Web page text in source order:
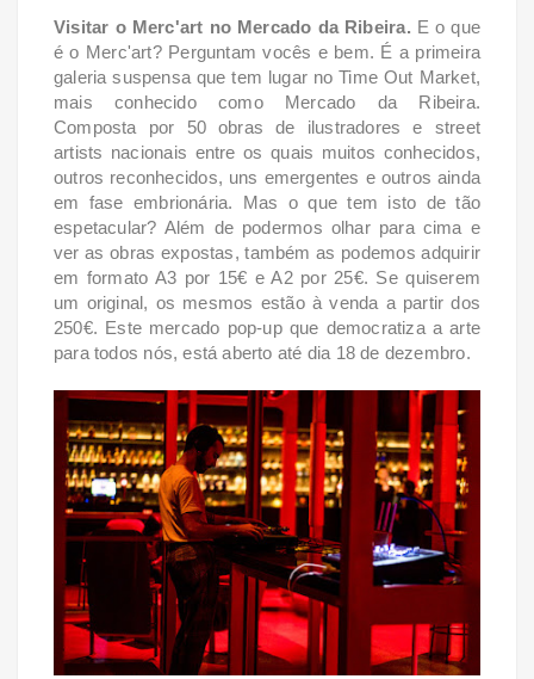
Visitar o Merc'art no Mercado da Ribeira. E o que
é o Merc'art? Perguntam vocês e bem. É a primeira
galeria suspensa que tem lugar no Time Out Market,
mais conhecido como Mercado da Ribeira.
Composta por 50 obras de ilustradores e street
artists nacionais entre os quais muitos conhecidos,
outros reconhecidos, uns emergentes e outros ainda
em fase embrionária. Mas o que tem isto de tão
espetacular? Além de podermos olhar para cima e
ver as obras expostas, também as podemos adquirir
em formato A3 por 15€ e A2 por 25€. Se quiserem
um original, os mesmos estão à venda a partir dos
250€. Este mercado pop-up que democratiza a arte
para todos nós, está aberto até dia 18 de dezembro.